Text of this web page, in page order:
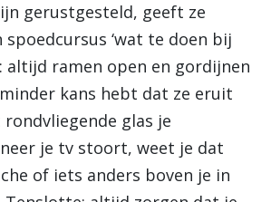
gerustgesteld, geeft ze
‘wat te doen bij
altijd ramen open en gordijnen
kans hebt dat ze eruit
glas je
je tv stoort, weet je dat
of iets anders boven je in